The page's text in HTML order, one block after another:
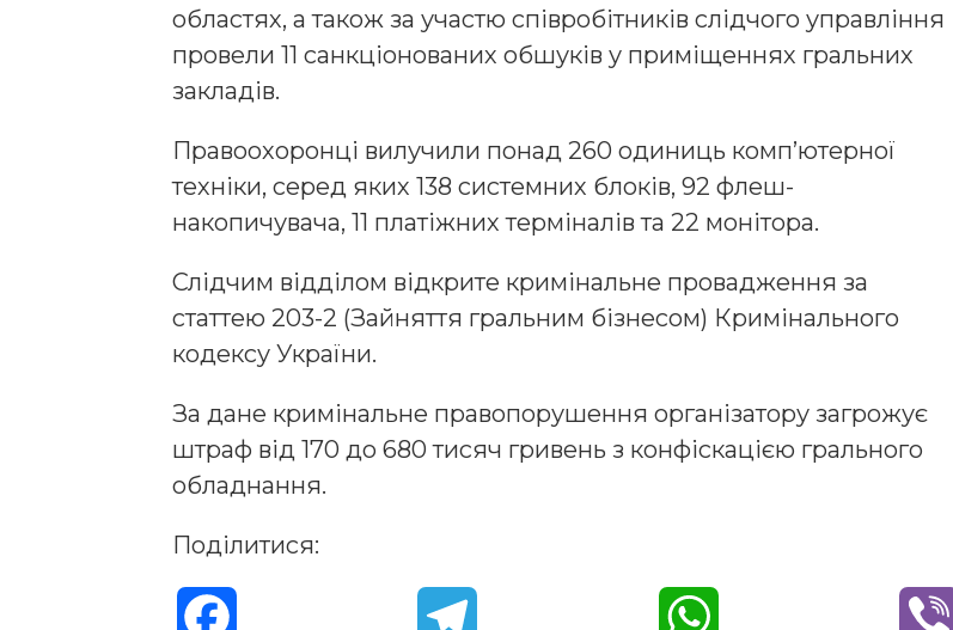
областях, а також за участю співробітників слідчого управління
провели 11 санкціонованих обшуків у приміщеннях гральних
закладів.
Правоохоронці вилучили понад 260 одиниць комп’ютерної
техніки, серед яких 138 системних блоків, 92 флеш-
накопичувача, 11 платіжних терміналів та 22 монітора.
Слідчим відділом відкрите кримінальне провадження за
статтею 203-2 (Зайняття гральним бізнесом) Кримінального
кодексу України.
За дане кримінальне правопорушення організатору загрожує
штраф від 170 до 680 тисяч гривень з конфіскацією грального
обладнання.
Поділитися: